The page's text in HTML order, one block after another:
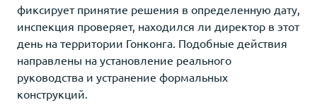
фиксирует принятие решения в определенную дату,
инспекция проверяет, находился ли директор в этот
день на территории Гонконга. Подобные действия
направлены на установление реального
руководства и устранение формальных
конструкций.